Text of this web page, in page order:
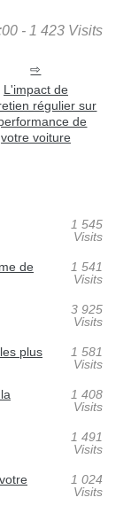
- 1 423 Visits
L'impact de
régulier sur
de
votre voiture
1 545
Visits
de
1 541
Visits
3 925
Visits
plus
1 581
Visits
1 408
Visits
1 491
Visits
1 024
Visits